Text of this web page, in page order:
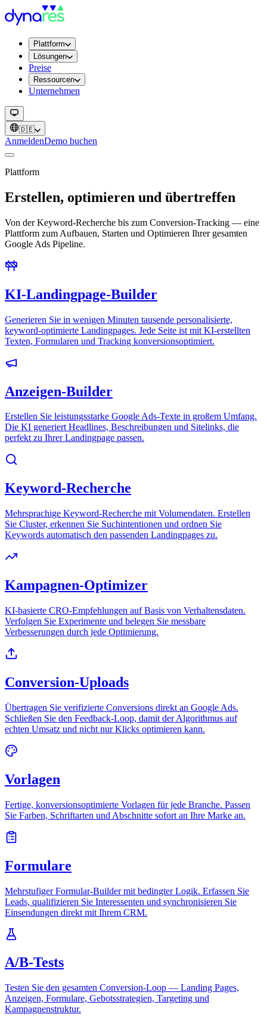
Plattform
Lösungen
Preise
Ressourcen
Unternehmen
🇩🇪
AnmeldenDemo buchen
Plattform
Erstellen, optimieren und übertreffen
Von der Keyword-Recherche bis zum Conversion-Tracking — eine
Plattform zum Aufbauen, Starten und Optimieren Ihrer gesamten
Google Ads Pipeline.
KI-Landingpage-Builder
Generieren Sie in wenigen Minuten tausende personalisierte,
keyword-optimierte Landingpages. Jede Seite ist mit KI-erstellten
Texten, Formularen und Tracking konversionsoptimiert.
Anzeigen-Builder
Erstellen Sie leistungsstarke Google Ads-Texte in großem Umfang.
Die KI generiert Headlines, Beschreibungen und Sitelinks, die
perfekt zu Ihrer Landingpage passen.
Keyword-Recherche
Mehrsprachige Keyword-Recherche mit Volumendaten. Erstellen
Sie Cluster, erkennen Sie Suchintentionen und ordnen Sie
Keywords automatisch den passenden Landingpages zu.
Kampagnen-Optimizer
KI-basierte CRO-Empfehlungen auf Basis von Verhaltensdaten.
Verfolgen Sie Experimente und belegen Sie messbare
Verbesserungen durch jede Optimierung.
Conversion-Uploads
Übertragen Sie verifizierte Conversions direkt an Google Ads.
Schließen Sie den Feedback-Loop, damit der Algorithmus auf
echten Umsatz und nicht nur Klicks optimieren kann.
Vorlagen
Fertige, konversionsoptimierte Vorlagen für jede Branche. Passen
Sie Farben, Schriftarten und Abschnitte sofort an Ihre Marke an.
Formulare
Mehrstufiger Formular-Builder mit bedingter Logik. Erfassen Sie
Leads, qualifizieren Sie Interessenten und synchronisieren Sie
Einsendungen direkt mit Ihrem CRM.
A/B-Tests
Testen Sie den gesamten Conversion-Loop — Landing Pages,
Anzeigen, Formulare, Gebotsstrategien, Targeting und
Kampagnenstruktur.